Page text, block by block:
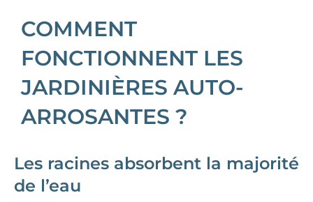
COMMENT
FONCTIONNENT LES
JARDINIÈRES AUTO-
ARROSANTES ?
Les racines absorbent la majorité
de l’eau